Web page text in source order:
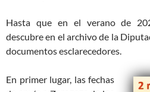
Hasta que en el verano de
descubre en el archivo de la
documentos esclarecedores.
En primer lugar, las fechas